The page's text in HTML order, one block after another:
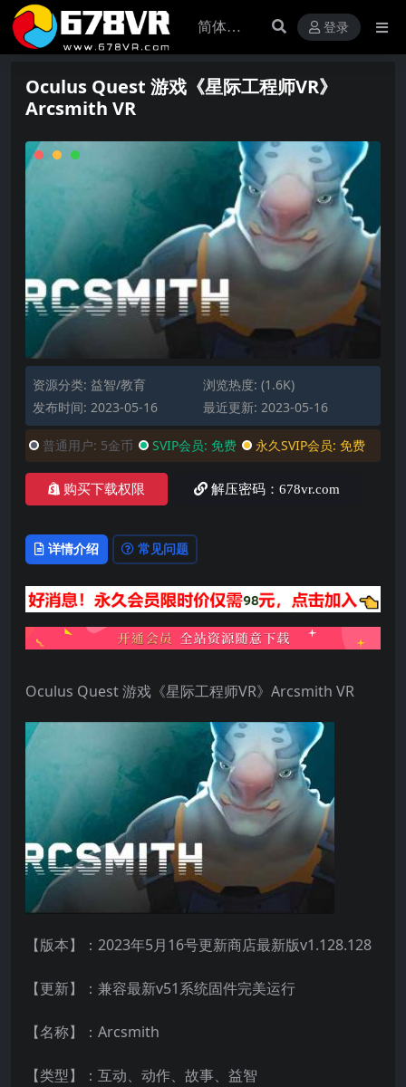
登录
Oculus Quest 游戏《星际工程师VR》
Arcsmith VR
资源分类: 益智/教育
浏览热度: (1.6K)
发布时间: 2023-05-16
最近更新: 2023-05-16
普通用户: 5金币 SVIP会员: 免费 永久SVIP会员: 免费
购买下载权限 解压密码：678vr.com
详情介绍 常见问题
Oculus Quest 游戏《星际工程师VR》Arcsmith VR
【版本】：2023年5月16号更新商店最新版v1.128.128
【更新】：兼容最新v51系统固件完美运行
【名称】：Arcsmith
【类型】：互动、动作、故事、益智